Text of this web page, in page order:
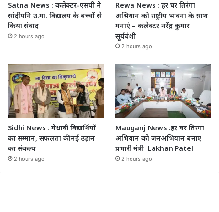
Satna News : कलेक्टर-एसपी ने
सांदीपनि उ.मा. विद्यालय के बच्चों से
किया संवाद
2 hours ago
Rewa News : हर घर तिरंगा
अभियान को राष्ट्रीय भावना के साथ
मनाएं – कलेक्टर नरेंद्र कुमार
सूर्यवंशी
2 hours ago
Sidhi News : मेधावी विद्यार्थियों
का सम्मान, सफलता की नई उड़ान
का संकल्प
2 hours ago
Mauganj News :हर घर तिरंगा
अभियान को जनअभियान बनाए
प्रभारी मंत्री Lakhan Patel
2 hours ago